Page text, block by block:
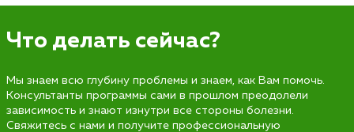
Что делать сейчас?
Мы знаем всю глубину проблемы и знаем, как Вам помочь.
Консультанты программы сами в прошлом преодолели
зависимость и знают изнутри все стороны болезни.
Свяжитесь с нами и получите профессиональную